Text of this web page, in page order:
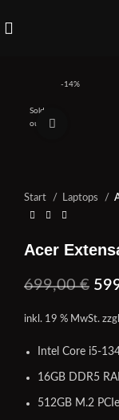
-14%
Sold
out
Start Laptops
Acer
699,00€
inkl. 19 % MwSt.
Intel Core i5-
16GB DDR5
512GB M.2